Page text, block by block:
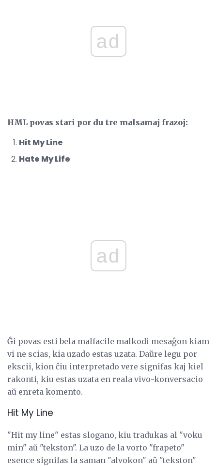
ad
HML povas stari por du tre malsamaj frazoj:
Hit My Line
Hate My Life
ad
Ĝi povas esti bela malfacile malkodi mesaĝon kiam
vi ne scias, kia uzado estas uzata. Daŭre legu por
ekscii, kion ĉiu interpretado vere signifas kaj kiel
rakonti, kiu estas uzata en reala vivo-konversacio
aŭ enreta komento.
Hit My Line
"Hit my line" estas slogano, kiu tradukas al "voku
min" aŭ "tekston". La uzo de la vorto "frapeto"
esence signifas la saman "alvokon" aŭ "tekston"